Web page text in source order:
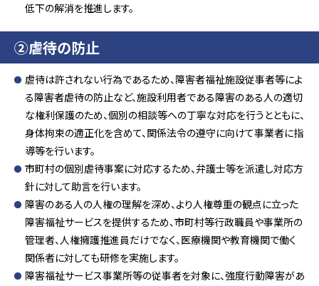
低下の解消を推進します。
②虐待の防止
虐待は許されない行為であるため、障害者福祉施設従事者等によ
る障害者虐待の防止など、施設利用者である障害のある人の適切
な権利保護のため、個別の相談等への丁寧な対応を行うとともに、
身体拘束の適正化を含めて、関係法令の遵守に向けて事業者に指
導等を行います。
市町村の個別虐待事案に対応するため、弁護士等を派遣し対応方
針に対して助言を行います。
障害のある人の人権の理解を深め、より人権尊重の観点に立った
障害福祉サービスを提供するため、市町村等行政職員や事業所の
管理者、人権擁護推進員だけでなく、医療機関や教育機関で働く
関係者に対しても研修を実施します。
障害福祉サービス事業所等の従事者を対象に、強度行動障害があ